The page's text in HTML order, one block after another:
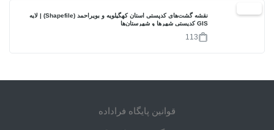
نقشه گشت‌های کدپستی استان کهگیلویه و بویراحمد (Shapefile) | لایه
GIS کدپستی شهرها و شهرستان‌ها
113
قوانین پایگاه فراداده